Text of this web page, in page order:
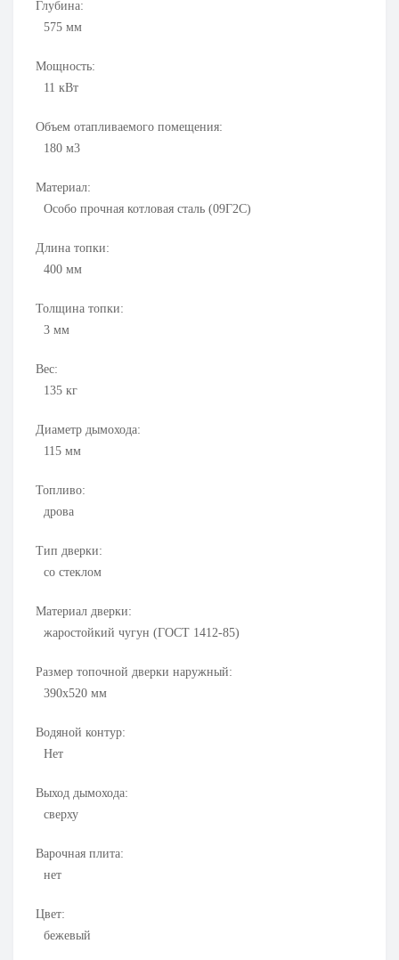
Глубина:
575 мм
Мощность:
11 кВт
Объем отапливаемого помещения:
180 м3
Материал:
Особо прочная котловая сталь (09Г2С)
Длина топки:
400 мм
Толщина топки:
3 мм
Вес:
135 кг
Диаметр дымохода:
115 мм
Топливо:
дрова
Тип дверки:
со стеклом
Материал дверки:
жаростойкий чугун (ГОСТ 1412-85)
Размер топочной дверки наружный:
390х520 мм
Водяной контур:
Нет
Выход дымохода:
сверху
Варочная плита:
нет
Цвет:
бежевый